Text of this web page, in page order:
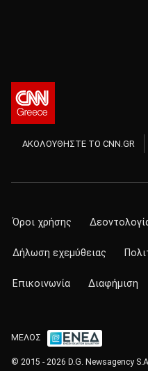
ΑΚΟΛΟΥΘΗΣΤΕ ΤΟ CNN.GR
Όροι χρήσης
Δήλωση εχεμύθειας
Επικοινωνία Διαφήμιση
ΜΕΛΟΣ
© 2015 - 2026 D.G. Newsagency